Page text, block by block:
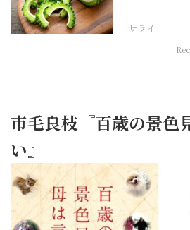
サライ
市毛良枝『百歳の景色
い』